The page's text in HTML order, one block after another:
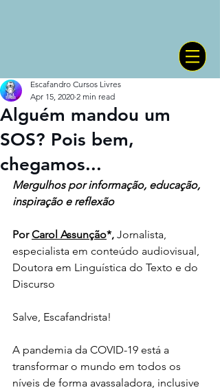
Alguém mandou um
SOS? Pois bem,
chegamos...
Escafandro Cursos Livres
Apr 15, 2020 2 min read
Mergulhos por informação, educação,
inspiração e reflexão
Por Carol Assunção*, Jornalista,
especialista em conteúdo audiovisual,
Doutora em Linguística do Texto e do
Discurso
Salve, Escafandrista!
A pandemia da COVID-19 está a
transformar o mundo em todos os
níveis de forma avassaladora, inclusive